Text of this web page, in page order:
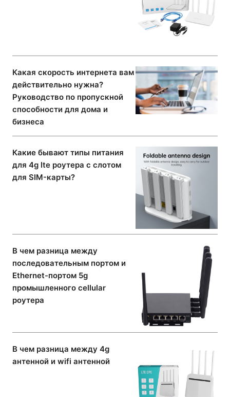
Какая скорость интернета вам
действительно нужна?
Руководство по пропускной
способности для дома и
бизнеса
Какие бывают типы питания
для 4g lte роутера с слотом
для SIM-карты?
В чем разница между
последовательным портом и
Ethernet-портом 5g
промышленного cellular
роутера
В чем разница между 4g
антенной и wifi антенной